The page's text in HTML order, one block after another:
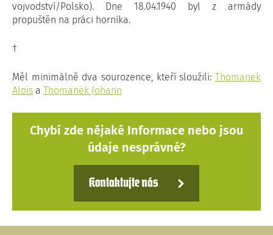
vojvodství/Polsko). Dne 18.04.1940 byl z armády
propuštěn na práci horníka.
†
Měl minimálně dva sourozence, kteří sloužili: Thomanek
Alois a Thomanek Johann
Chybí zde nějaké Informace nebo jsou
údaje nesprávné?
Kontaktujte nás